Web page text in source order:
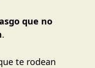
que no
.
te rodean